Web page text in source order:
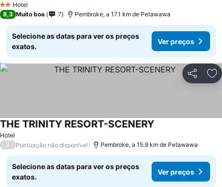
2 Estrelas
Hotel
8,3 Muito boa 7 Pembroke, a 17.1 km de Petawawa
Selecione as datas para ver os preços
exatos.
Ver preços
Partilhar
Hotel
THE TRINITY RESORT-SCENERY
/ Pontuação não disponível Pembroke, a 15.9 km de Petawawa
Selecione as datas para ver os preços
exatos.
Ver preços